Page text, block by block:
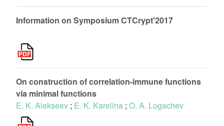
Information on Symposium CTCrypt'2017
On construction of correlation-immune functions
via minimal functions
E. K. Alekseev ; E. K. Karelina ; O. A. Logachev